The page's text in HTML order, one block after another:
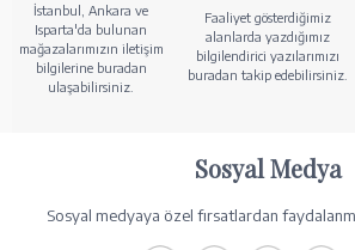
İstanbul, Ankara ve
Isparta'da bulunan
mağazalarımızın iletişim
bilgilerine buradan
ulaşabilirsiniz.
Faaliyet gösterdiğimiz
alanlarda yazdığımız
bilgilendirici yazılarımızı
buradan takip edebilirsiniz.
Sosyal Medya
Sosyal medyaya özel fırsatlardan